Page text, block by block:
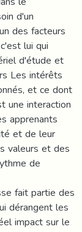
d'un
des facteurs
lui qui
d'étude et
Les intérêts
et ce dont
une interaction
apprenants
et de leur
valeurs et des
de
fait partie des
dérangent les
impact sur le